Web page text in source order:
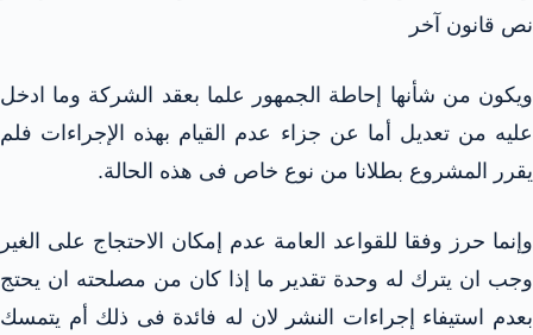
نص قانون آخر
ويكون من شأنها إحاطة الجمهور علما بعقد الشركة وما ادخل
عليه من تعديل أما عن جزاء عدم القيام بهذه الإجراءات فلم
يقرر المشروع بطلانا من نوع خاص فى هذه الحالة.
وإنما حرز وفقا للقواعد العامة عدم إمكان الاحتجاج على الغير
وجب ان يترك له وحدة تقدير ما إذا كان من مصلحته ان يحتج
بعدم استيفاء إجراءات النشر لان له فائدة فى ذلك أم يتمسك